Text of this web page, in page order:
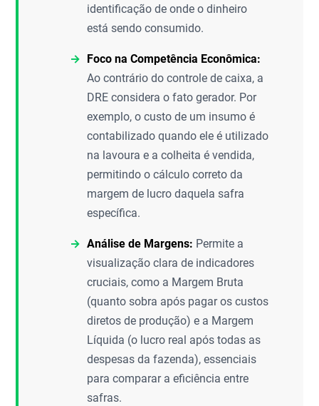
identificação de onde o dinheiro
está sendo consumido.
Foco na Competência Econômica:
Ao contrário do controle de caixa, a
DRE considera o fato gerador. Por
exemplo, o custo de um insumo é
contabilizado quando ele é utilizado
na lavoura e a colheita é vendida,
permitindo o cálculo correto da
margem de lucro daquela safra
específica.
Análise de Margens: Permite a
visualização clara de indicadores
cruciais, como a Margem Bruta
(quanto sobra após pagar os custos
diretos de produção) e a Margem
Líquida (o lucro real após todas as
despesas da fazenda), essenciais
para comparar a eficiência entre
safras.